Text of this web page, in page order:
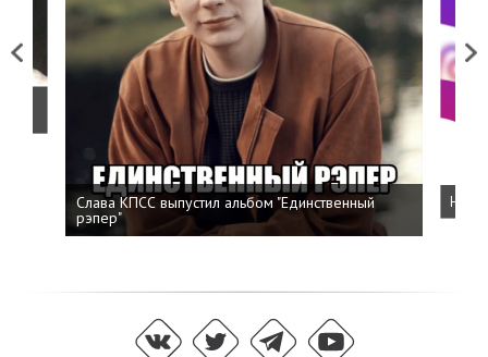
Previous
Слава КПСС выпустил альбом "Единственный
рэпер"
Next